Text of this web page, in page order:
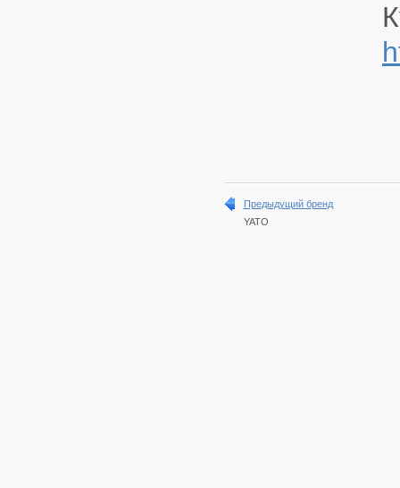
Предыдущий бренд
YATO